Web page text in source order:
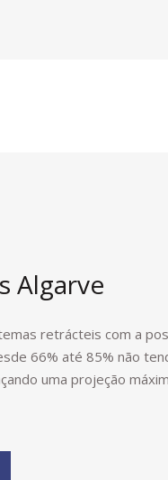
Algarve
retrácteis com a
66% até 85% não
uma projeção